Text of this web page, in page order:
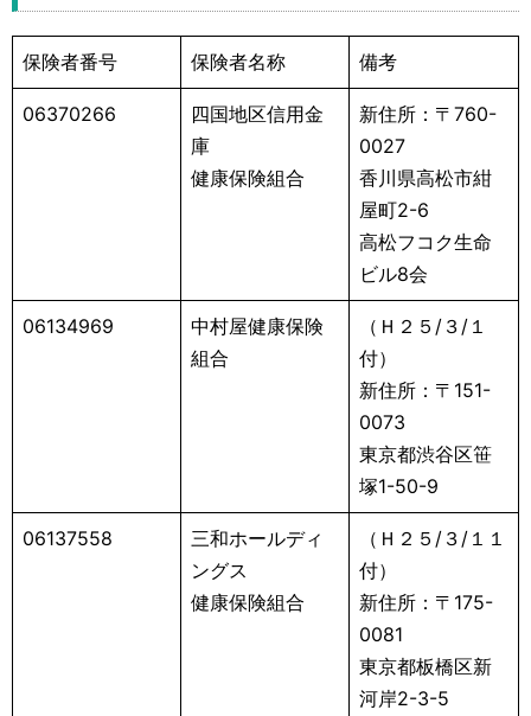
保険者番号 保険者名称 備考
06370266
四国地区信用金
庫
健康保険組合
新住所：〒760-
0027
香川県高松市紺
屋町2-6
高松フコク生命
ビル8会
06134969
中村屋健康保険
組合
（Ｈ２５/３/１
付）
新住所：〒151-
0073
東京都渋谷区笹
塚1-50-9
06137558
三和ホールディ
ングス
健康保険組合
（Ｈ２５/３/１１
付）
新住所：〒175-
0081
東京都板橋区新
河岸2-3-5